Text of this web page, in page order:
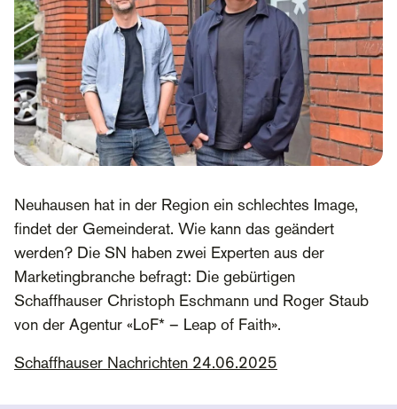
Neuhausen hat in der Region ein schlechtes Image,
findet der Gemeinderat. Wie kann das geändert
werden? Die SN haben zwei Experten aus der
Marketingbranche befragt: Die gebürtigen
Schaffhauser Christoph Eschmann und Roger Staub
von der Agentur «LoF* – Leap of Faith».
Schaffhauser Nachrichten 24.06.2025